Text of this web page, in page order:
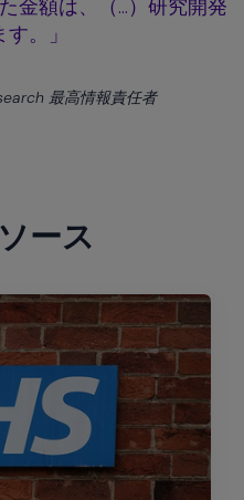
金額は、（…）研究開発
。」
最高情報責任者
ース